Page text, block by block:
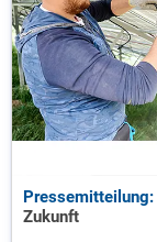
Pressemitteilung:
Zukunft